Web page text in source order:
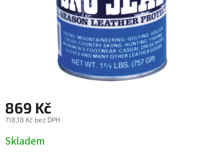
869 Kč
718,18 Kč bez DPH
cena:
Skladem